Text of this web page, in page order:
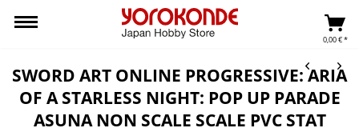
0,00 € *
SWORD ART ONLINE PROGRESSIVE: ARIA
OF A STARLESS NIGHT: POP UP PARADE
ASUNA NON SCALE SCALE PVC STAT